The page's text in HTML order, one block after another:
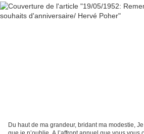
Du haut de ma grandeur, bridant ma modestie,